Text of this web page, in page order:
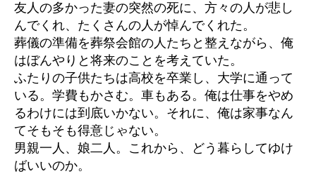
友人の多かった妻の突然の死に、方々の人が悲し
んでくれ、たくさんの人が悼んでくれた。
葬儀の準備を葬祭会館の人たちと整えながら、俺
はぼんやりと将来のことを考えていた。
ふたりの子供たちは高校を卒業し、大学に通って
いる。学費もかさむ。車もある。俺は仕事をやめ
るわけには到底いかない。それに、俺は家事なん
てそもそも得意じゃない。
男親一人、娘二人。これから、どう暮らしてゆけ
ばいいのか。